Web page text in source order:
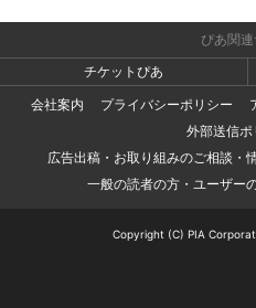
ぴあ関連
チケットぴあ
会社案内
プライバシーポリシー
外部送信ポ
広告出稿・お取り組みのご相談・
一般の読者の方・ユーザー
Copyright (C) PIA